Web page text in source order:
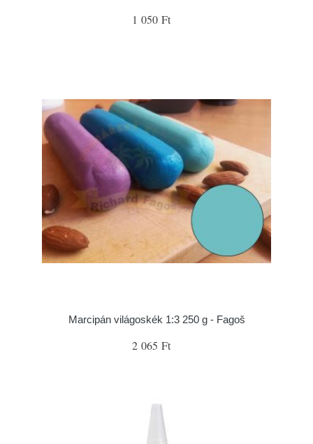
1 050 Ft
Marcipán világoskék 1:3 250 g - Fagoš
2 065 Ft